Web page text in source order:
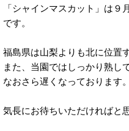
「シャインマスカット」は
です。
福島県は山梨よりも北に位置
また、当園ではしっかり熟し
なおさら遅くなっております。
気長にお待ちいただければと